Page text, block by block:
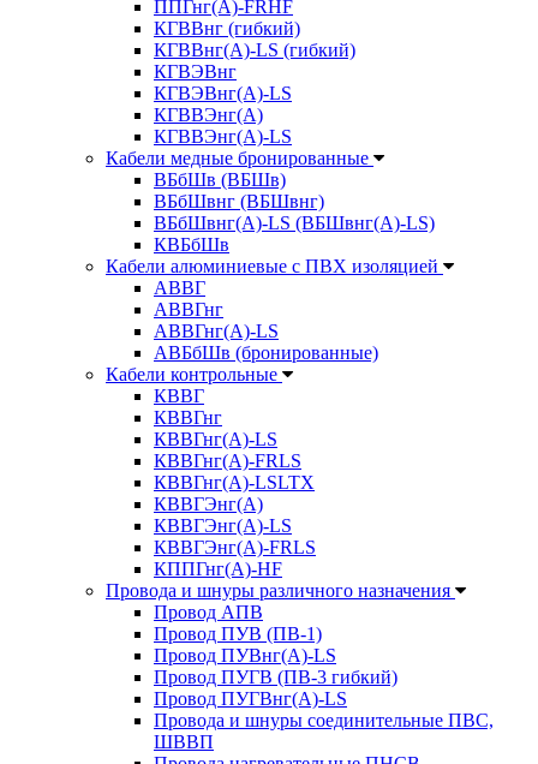
ППГнг(А)-FRHF
КГВВнг (гибкий)
КГВВнг(А)-LS (гибкий)
КГВЭВнг
КГВЭВнг(А)-LS
КГВВЭнг(А)
КГВВЭнг(А)-LS
Кабели медные бронированные
ВБбШв (ВБШв)
ВБбШвнг (ВБШвнг)
ВБбШвнг(А)-LS (ВБШвнг(А)-LS)
КВБбШв
Кабели алюминиевые с ПВХ изоляцией
АВВГ
АВВГнг
АВВГнг(А)-LS
АВБбШв (бронированные)
Кабели контрольные
КВВГ
КВВГнг
КВВГнг(А)-LS
КВВГнг(А)-FRLS
КВВГнг(А)-LSLTX
КВВГЭнг(А)
КВВГЭнг(А)-LS
КВВГЭнг(А)-FRLS
КППГнг(А)-HF
Провода и шнуры различного назначения
Провод АПВ
Провод ПУВ (ПВ-1)
Провод ПУВнг(А)-LS
Провод ПУГВ (ПВ-3 гибкий)
Провод ПУГВнг(А)-LS
Провода и шнуры соединительные ПВС,
ШВВП